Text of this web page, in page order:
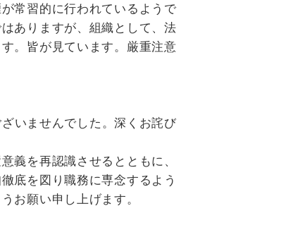
常習的に行われているようで
ありますが、組織として、法
。皆が見ています。厳重注意
いませんでした。深くお詫び
義を再認識させるとともに、
底を図り職務に専念するよう
お願い申し上げます。